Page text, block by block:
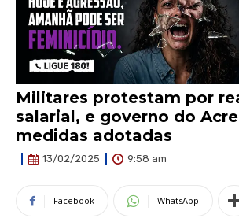
Militares protestam por
salarial, e governo do
medidas adotadas
13/02/2025 9:58 am
Facebook WhatsApp